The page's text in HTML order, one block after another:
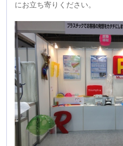
産業交流展２０１４に出展中